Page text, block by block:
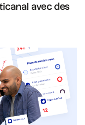
avec des